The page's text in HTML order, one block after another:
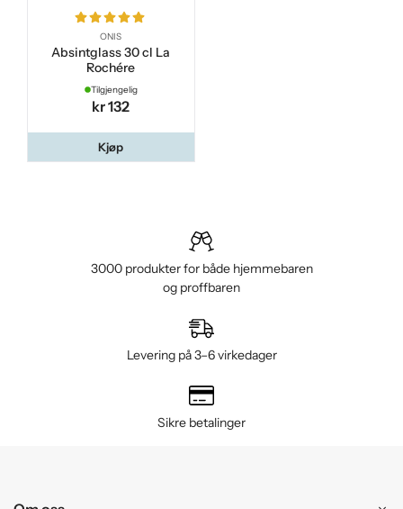
ONIS
Absintglass 30 cl La
Rochére
Tilgjengelig
kr 132
Kjøp
3000 produkter for både hjemmebaren
og proffbaren
Levering på 3–6 virkedager
Sikre betalinger